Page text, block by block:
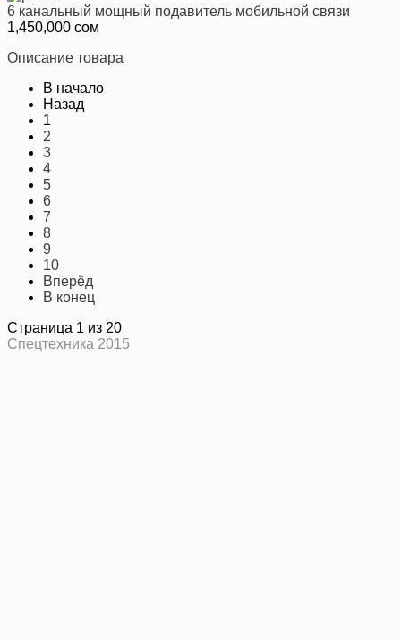
6 канальный мощный подавитель мобильной связи
1,450,000 сом
Описание товара
В начало
Назад
1
2
3
4
5
6
7
8
9
10
Вперёд
В конец
Страница 1 из 20
Спецтехника 2015